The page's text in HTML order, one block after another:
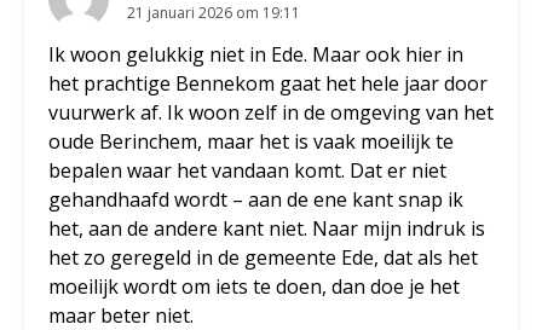
21 januari 2026 om 19:11
Ik woon gelukkig niet in Ede. Maar ook hier in
het prachtige Bennekom gaat het hele jaar door
vuurwerk af. Ik woon zelf in de omgeving van het
oude Berinchem, maar het is vaak moeilijk te
bepalen waar het vandaan komt. Dat er niet
gehandhaafd wordt – aan de ene kant snap ik
het, aan de andere kant niet. Naar mijn indruk is
het zo geregeld in de gemeente Ede, dat als het
moeilijk wordt om iets te doen, dan doe je het
maar beter niet.